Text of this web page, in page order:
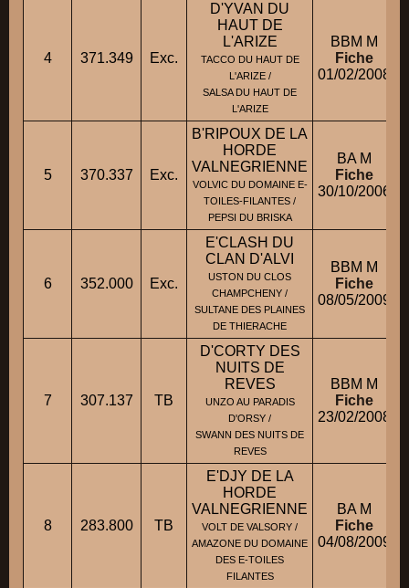
4 371.349 Exc.
D'YVAN DU
HAUT DE
L'ARIZE
TACCO DU HAUT DE
L'ARIZE /
SALSA DU HAUT DE
L'ARIZE
BBM M
Fiche
01/02/2008
5 370.337 Exc.
B'RIPOUX DE LA
HORDE
VALNEGRIENNE
VOLVIC DU DOMAINE E-
TOILES-FILANTES /
PEPSI DU BRISKA
BA M
Fiche
30/10/2006
6 352.000 Exc.
E'CLASH DU
CLAN D'ALVI
USTON DU CLOS
CHAMPCHENY /
SULTANE DES PLAINES
DE THIERACHE
BBM M
Fiche
08/05/2009
7 307.137 TB
D'CORTY DES
NUITS DE
REVES
UNZO AU PARADIS
D'ORSY /
SWANN DES NUITS DE
REVES
BBM M
Fiche
23/02/2008
8 283.800 TB
E'DJY DE LA
HORDE
VALNEGRIENNE
VOLT DE VALSORY /
AMAZONE DU DOMAINE
DES E-TOILES
FILANTES
BA M
Fiche
04/08/2009